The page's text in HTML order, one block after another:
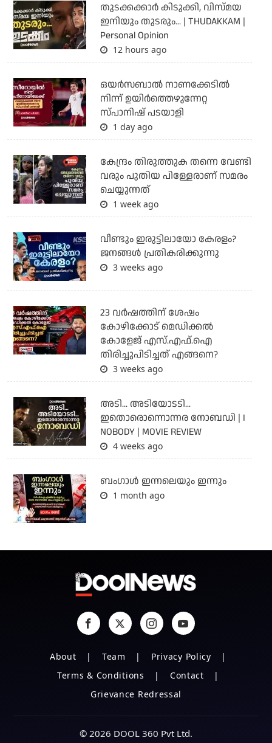
തുടക്കക്കാര്‍ കിടുക്കി, വിസ്മയ
ഇനിയും തുടരും... | THUDAKKAM |
Personal Opinion
12 hours ago
ഒയര്‍സബാൽ നാണക്കേടിൽ
നിന്ന് ഉയിർത്തെഴുന്നേറ്റ
സ്പാനിഷ് പടയാളി
1 day ago
കേന്ദ്രം തിരുത്തുക തന്നെ വേണ്ടി
വരും പുതിയ പിള്ളേരാണ് സമരം
ചെയ്യുന്നത്
1 week ago
വീണ്ടും ഇരുട്ടിലായോ കേരളം?
ജനങ്ങൾ പ്രതികരിക്കുന്നു
3 weeks ago
23 വർഷത്തിന് ശേഷം
കോഴിക്കോട് മെഡിക്കൽ
കോളേജ് എസ്.എഫ്.ഐ
തിരിച്ചുപിടിച്ചത് എങ്ങനെ?
3 weeks ago
അടി... അടിയോടടി...
ഇതൊരൊന്നൊന്നര നോബഡി | I
NOBODY | MOVIE REVIEW
4 weeks ago
ബംഗാള്‍ ഇന്നലെയും ഇന്നും
1 month ago
About Team
Privacy Policy
Terms & Conditions
Contact
Grievance Redressal
© 2026 DOOL 360 Pvt Ltd.